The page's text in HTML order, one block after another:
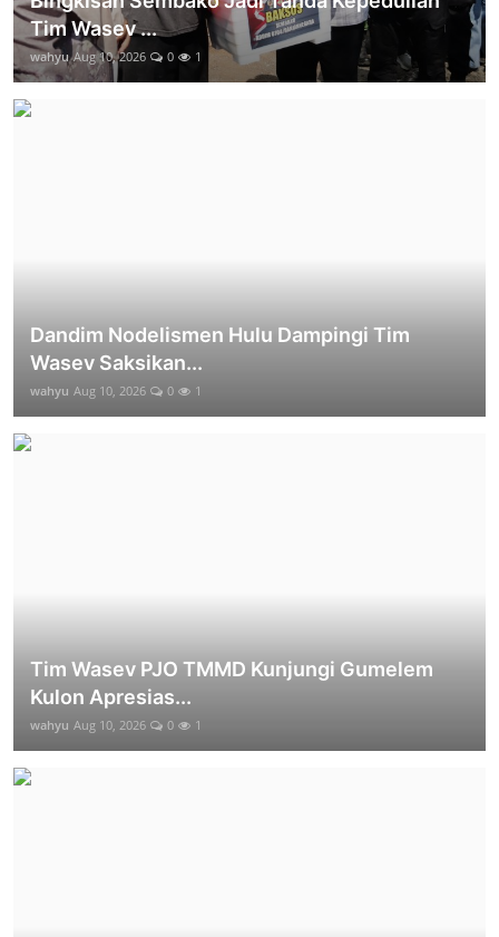
Tim Wasev ...
wahyu Aug 10, 2026 0 1
Dandim Nodelismen Hulu Dampingi Tim
Wasev Saksikan...
wahyu Aug 10, 2026 0 1
Tim Wasev PJO TMMD Kunjungi Gumelem
Kulon Apresias...
wahyu Aug 10, 2026 0 1